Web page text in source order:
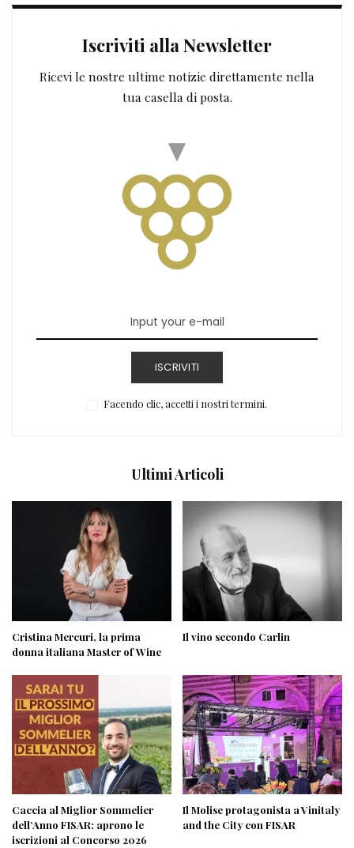
Iscriviti alla Newsletter
Ricevi le nostre ultime notizie direttamente nella
tua casella di posta.
ISCRIVITI
Facendo clic, accetti i nostri termini.
Ultimi Articoli
Cristina Mercuri, la prima
donna italiana Master of Wine
Il vino secondo Carlin
Caccia al Miglior Sommelier
dell’Anno FISAR: aprono le
iscrizioni al Concorso 2026
Il Molise protagonista a Vinitaly
and the City con FISAR